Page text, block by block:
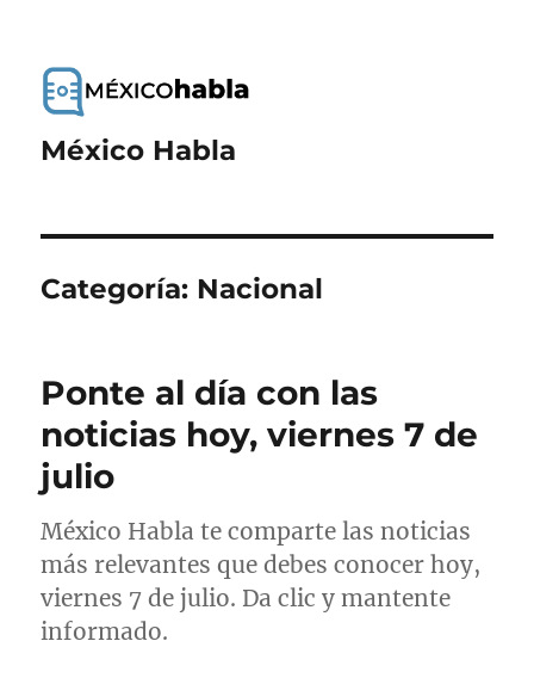
México Habla
Categoría: Nacional
Ponte al día con las
noticias hoy, viernes 7 de
julio
México Habla te comparte las noticias
más relevantes que debes conocer hoy,
viernes 7 de julio. Da clic y mantente
informado.